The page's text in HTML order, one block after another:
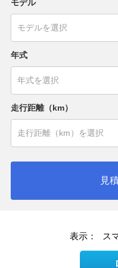
モデル
年式
走行距離（km）
見
表示： ス